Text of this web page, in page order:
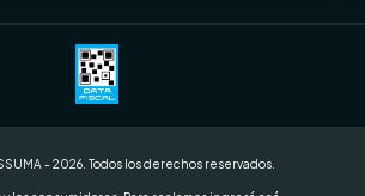
- 2026. Todos los derechos reservados.